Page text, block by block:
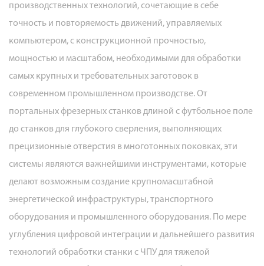
производственных технологий, сочетающие в себе
точность и повторяемость движений, управляемых
компьютером, с конструкционной прочностью,
мощностью и масштабом, необходимыми для обработки
самых крупных и требовательных заготовок в
современном промышленном производстве. От
портальных фрезерных станков длиной с футбольное поле
до станков для глубокого сверления, выполняющих
прецизионные отверстия в многотонных поковках, эти
системы являются важнейшими инструментами, которые
делают возможным создание крупномасштабной
энергетической инфраструктуры, транспортного
оборудования и промышленного оборудования. По мере
углубления цифровой интеграции и дальнейшего развития
технологий обработки станки с ЧПУ для тяжелой